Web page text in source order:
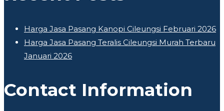
Harga Jasa Pasang Kanopi Cileungsi Februari 2026
Harga Jasa Pasang Teralis Cileungsi Murah Terbaru
Januari 2026
Contact Information